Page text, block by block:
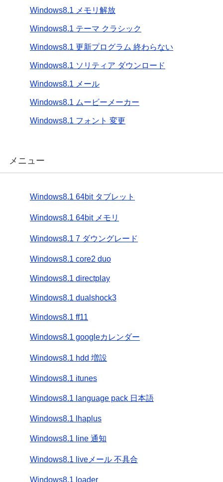
Windows8.1 メモリ解放
Windows8.1 テーマ クラシック
Windows8.1 更新プログラム 終わらない
Windows8.1 ソリティア ダウンロード
Windows8.1 メール
Windows8.1 ムービーメーカー
Windows8.1 フォント 変更
メニュー
Windows8.1 64bit タブレット
Windows8.1 64bit メモリ
Windows8.1 7 ダウングレード
Windows8.1 core2 duo
Windows8.1 directplay
Windows8.1 dualshock3
Windows8.1 ff11
Windows8.1 googleカレンダー
Windows8.1 hdd 増設
Windows8.1 itunes
Windows8.1 language pack 日本語
Windows8.1 lhaplus
Windows8.1 line 通知
Windows8.1 liveメール 不具合
Windows8.1 loader